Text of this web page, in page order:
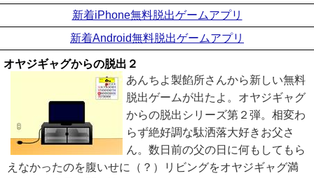
新着iPhone無料脱出ゲームアプリ
新着Android無料脱出ゲームアプリ
オヤジギャグからの脱出２
あんちよ製餡所さんから新しい無料
脱出ゲームが出たよ。オヤジギャグ
からの脱出シリーズ第２弾。相変わ
らず絶好調な駄洒落大好きお父さ
ん。数日前の父の日に何もしてもら
えなかったのを腹いせに（？）リビングをオヤジギャグ満